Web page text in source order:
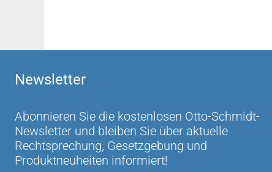
Newsletter
Abonnieren Sie die kostenlosen Otto-Schmidt-
Newsletter und bleiben Sie über aktuelle
Rechtsprechung, Gesetzgebung und
Produktneuheiten informiert!